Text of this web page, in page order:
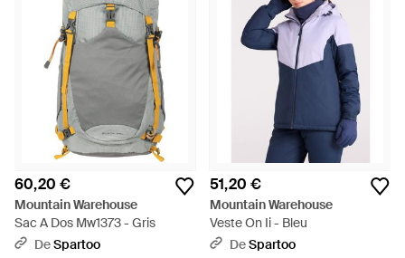
60,20 €
Mountain Warehouse
Sac A Dos Mw1373 - Gris
DeSpartoo
51,20 €
Mountain Warehouse
Veste On Ii - Bleu
DeSpartoo